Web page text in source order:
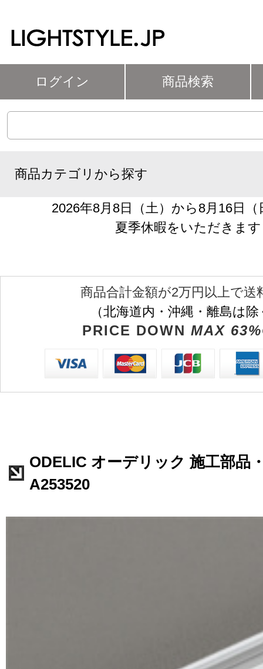
ログイン 商品検索
商品カテゴリから探す
2026年8月8日（土）から8月16日
夏季休暇をいただきます
商品合計金額が2万円以上で送
（北海道内・沖縄・離島は
PRICE DOWN MAX
ODELIC オーデリック 施工部品
A253520